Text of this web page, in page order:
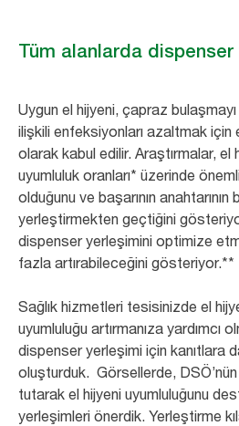
Tüm alanlarda
Uygun el hijyeni, çapraz
ilişkili enfeksiyonları azaltmak için
olarak kabul edilir. Araştırmalar, el
uyumluluk oranları* üzerinde
olduğunu ve başarının anahtarının
yerleştirmekten geçtiğini
dispenser yerleşimini optimize
fazla artırabileceğini gösteriyor.**
Sağlık hizmetleri tesisinizde el
uyumluluğu artırmanıza yardımcı
dispenser yerleşimi için kanıtlara
oluşturduk. Görsellerde, DSÖ’nün
tutarak el hijyeni uyumluluğunu
yerleşimleri önerdik. Yerleştirme